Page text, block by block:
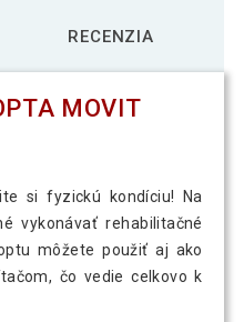
RECENZIA
MOVIT
si fyzickú kondíciu! Na
vykonávať rehabilitačné
môžete použiť aj ako
čo vedie celkovo k